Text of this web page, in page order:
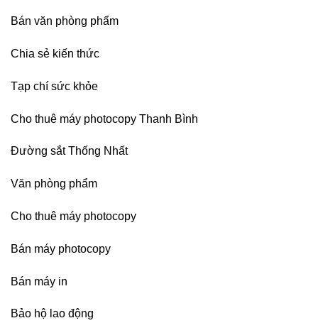
Bán văn phòng phẩm
Chia sẻ kiến thức
Tạp chí sức khỏe
Cho thuê máy photocopy Thanh Bình
Đường sắt Thống Nhất
Văn phòng phẩm
Cho thuê máy photocopy
Bán máy photocopy
Bán máy in
Bảo hộ lao động